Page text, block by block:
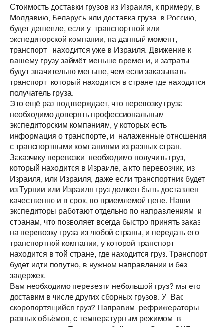
Стоимость доставки грузов из Израиля, к примеру, в
Молдавию, Беларусь или доставка груза в Россию,
будет дешевле, если у транспортной или
экспедиторской компании, на данный момент,
транспорт находится уже в Израиля. Движение к
вашему грузу займёт меньше времени, и затраты
будут значительно меньше, чем если заказывать
транспорт который находится в стране где находится
получатель груза.
Это ещё раз подтверждает, что перевозку груза
необходимо доверять профессиональным
экспедиторским компаниям, у которых есть
информация о транспорте, и налаженные отношения
с транспортными компаниями из разных стран.
Заказчику перевозки необходимо получить груз,
который находится в Израиле, а кто перевозчик, из
Израиля, или Израиля, даже если транспортник будет
из Турции или Израиля груз должен быть доставлен
качественно и в срок, по приемлемой цене. Наши
экспедиторы работают отдельно по направлениям и
странам, что позволяет всегда быстро принять заказ
на перевозку груза из любой страны, и передать его
транспортной компании, у которой транспорт
находится в той стране, где находится груз. Транспорт
будет идти попутно, в нужном направлении и без
задержек.
Вам необходимо перевезти небольшой груз? мы его
доставим в числе других сборных грузов. У Вас
скоропортящийся груз? Направим рефрижераторы
разных объёмов, с температурным режимом в